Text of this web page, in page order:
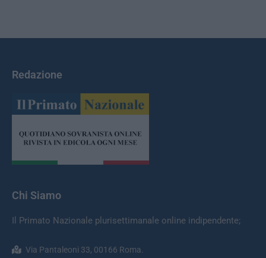
Redazione
Chi Siamo
Il Primato Nazionale plurisettimanale online indipendente;
Via Pantaleoni 33, 00166 Roma.